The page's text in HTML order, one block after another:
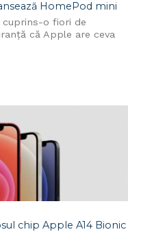
HomePod mini
cuprins-o fiori de
că Apple are ceva
chip Apple A14 Bionic